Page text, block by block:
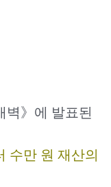
벽》에 발표된
수만 원 재산의